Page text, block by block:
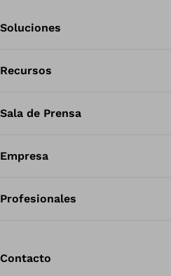
Soluciones
Recursos
Sala de Prensa
Empresa
Profesionales
Contacto